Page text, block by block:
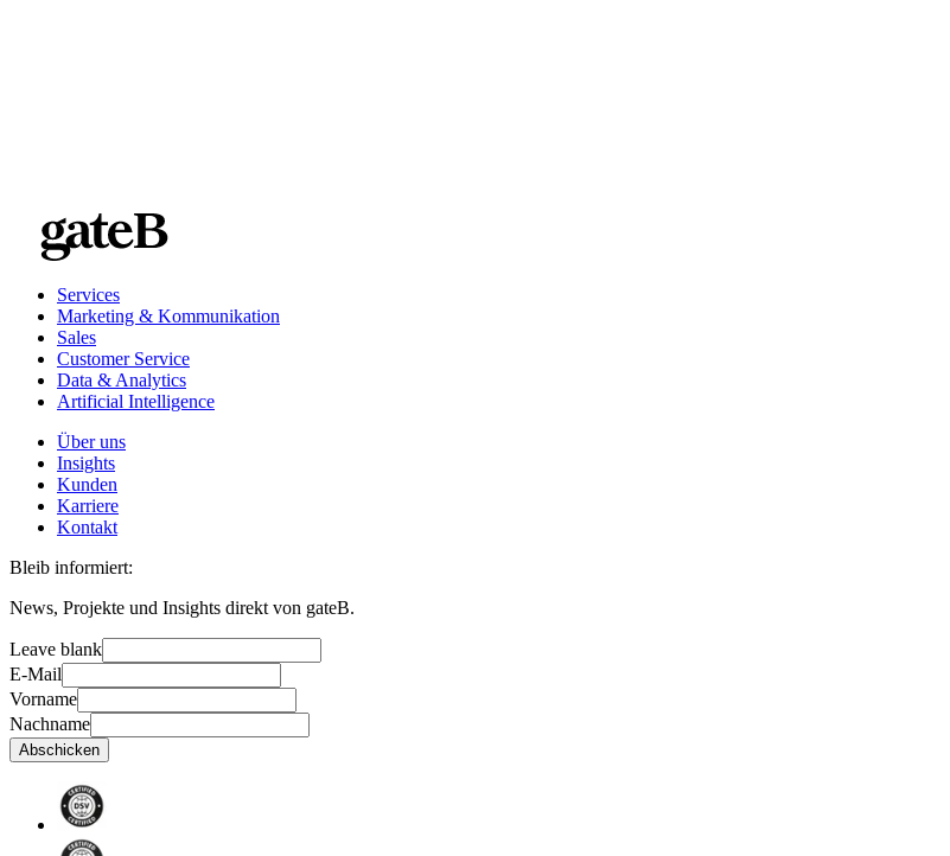
Services
Marketing & Kommunikation
Sales
Customer Service
Data & Analytics
Artificial Intelligence
Über uns
Insights
Kunden
Karriere
Kontakt
Bleib informiert:
News, Projekte und Insights direkt von gateB.
Leave blank
E-Mail
Vorname
Nachname
Abschicken